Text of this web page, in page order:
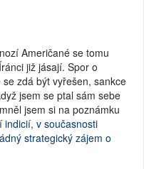
Američané se tomu
již jásají. Spor o
zdá být vyřešen, sankce
jsem se ptal sám sebe
jsem si na poznámku
indicií, v současnosti
strategický zájem o